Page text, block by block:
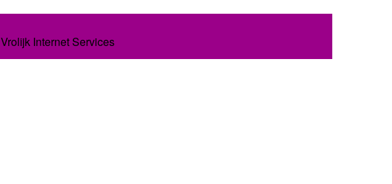
Vrolijk Internet Services